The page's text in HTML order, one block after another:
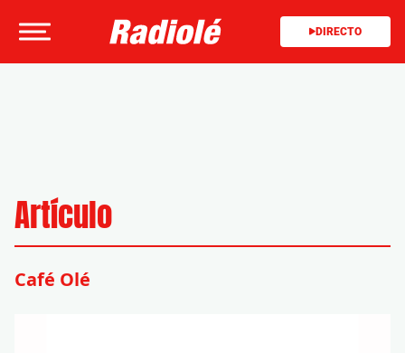
DIRECTO
Artículo
Café Olé